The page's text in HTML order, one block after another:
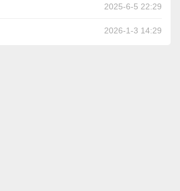
2025-6-5 22:29
2026-1-3 14:29